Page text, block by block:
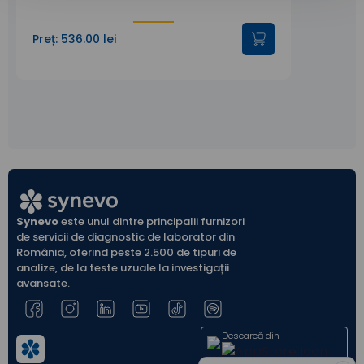
Preț: 536.00 lei
Synevoeste unul dintre principalii furnizori
de servicii de diagnostic de laborator din
România, oferind peste 2.500 de tipuri de
analize, de la teste uzuale la investigații
avansate.
Descarcă din